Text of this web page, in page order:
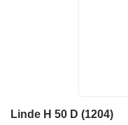
Linde H 50 D (1204)